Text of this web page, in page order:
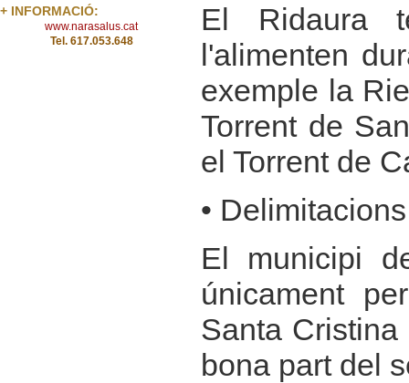
+ INFORMACIÓ:
www.narasalus.cat
Tel. 617.053.648
El Ridaura
l'alimenten
exemple la
Torrent de
el Torrent de
•
El municipi
únicament
Santa
bona part del